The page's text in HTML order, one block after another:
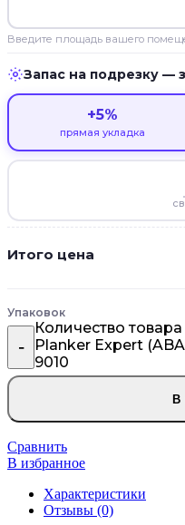
Введите площадь вашего
Запас на подрезку —
+5%
прямая укладка
Итого цена
Упаковок
Количество
Planker Expert
9010
В
Сравнить
В избранное
Характеристики
Отзывы (0)